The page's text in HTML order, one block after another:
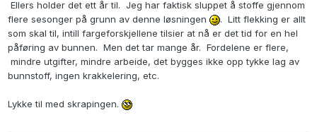
Ellers holder det ett år til. Jeg har faktisk sluppet å stoffe gjennom
flere sesonger på grunn av denne løsningen
. Litt flekking er allt
som skal til, intill fargeforskjellene tilsier at nå er det tid for en hel
påføring av bunnen. Men det tar mange år. Fordelene er flere,
mindre utgifter, mindre arbeide, det bygges ikke opp tykke lag av
bunnstoff, ingen krakkelering, etc.
Lykke til med skrapingen.